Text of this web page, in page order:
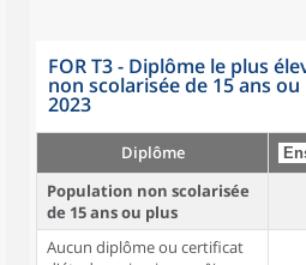
FOR T3 - Diplôme le plus
non scolarisée de 15 ans
2023
Diplôme
Population non scolarisée
de 15 ans ou plus
Aucun diplôme ou certificat